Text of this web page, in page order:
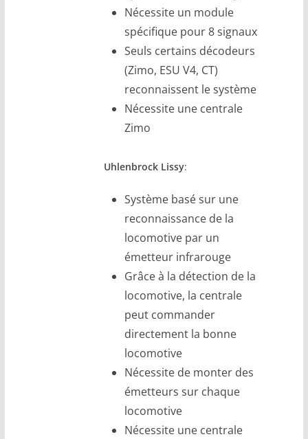
Nécessite un module
spécifique pour 8 signaux
Seuls certains décodeurs
(Zimo, ESU V4, CT)
reconnaissent le système
Nécessite une centrale
Zimo
Uhlenbrock Lissy:
Système basé sur une
reconnaissance de la
locomotive par un
émetteur infrarouge
Grâce à la détection de la
locomotive, la centrale
peut commander
directement la bonne
locomotive
Nécessite de monter des
émetteurs sur chaque
locomotive
Nécessite une centrale